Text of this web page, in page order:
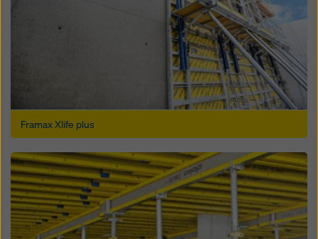
Framax Xlife plus
Open